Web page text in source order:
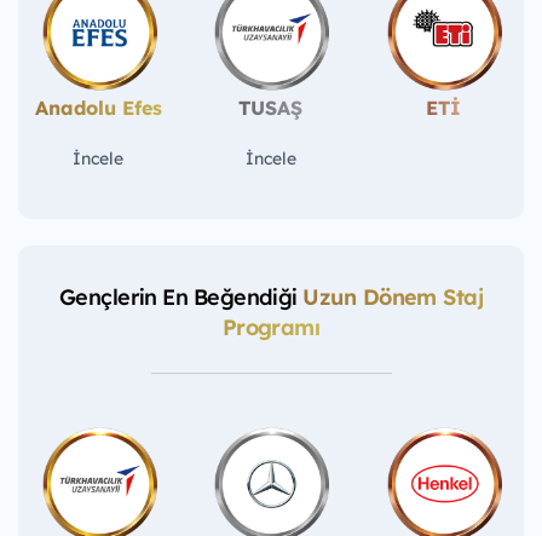
Anadolu Efes
İncele
TUSAŞ
İncele
ETİ
Gençlerin En Beğendiği Uzun Dönem Staj
Programı